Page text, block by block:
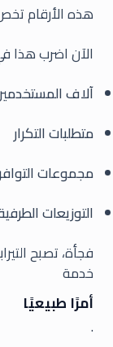
هذه الأرقام
الآن اضرب هذا
آلاف
متطلبات التكرار
مجموعات
التوزيعات
فجأة، تصبح
خدمة
أمرًا طبيعيًا
.